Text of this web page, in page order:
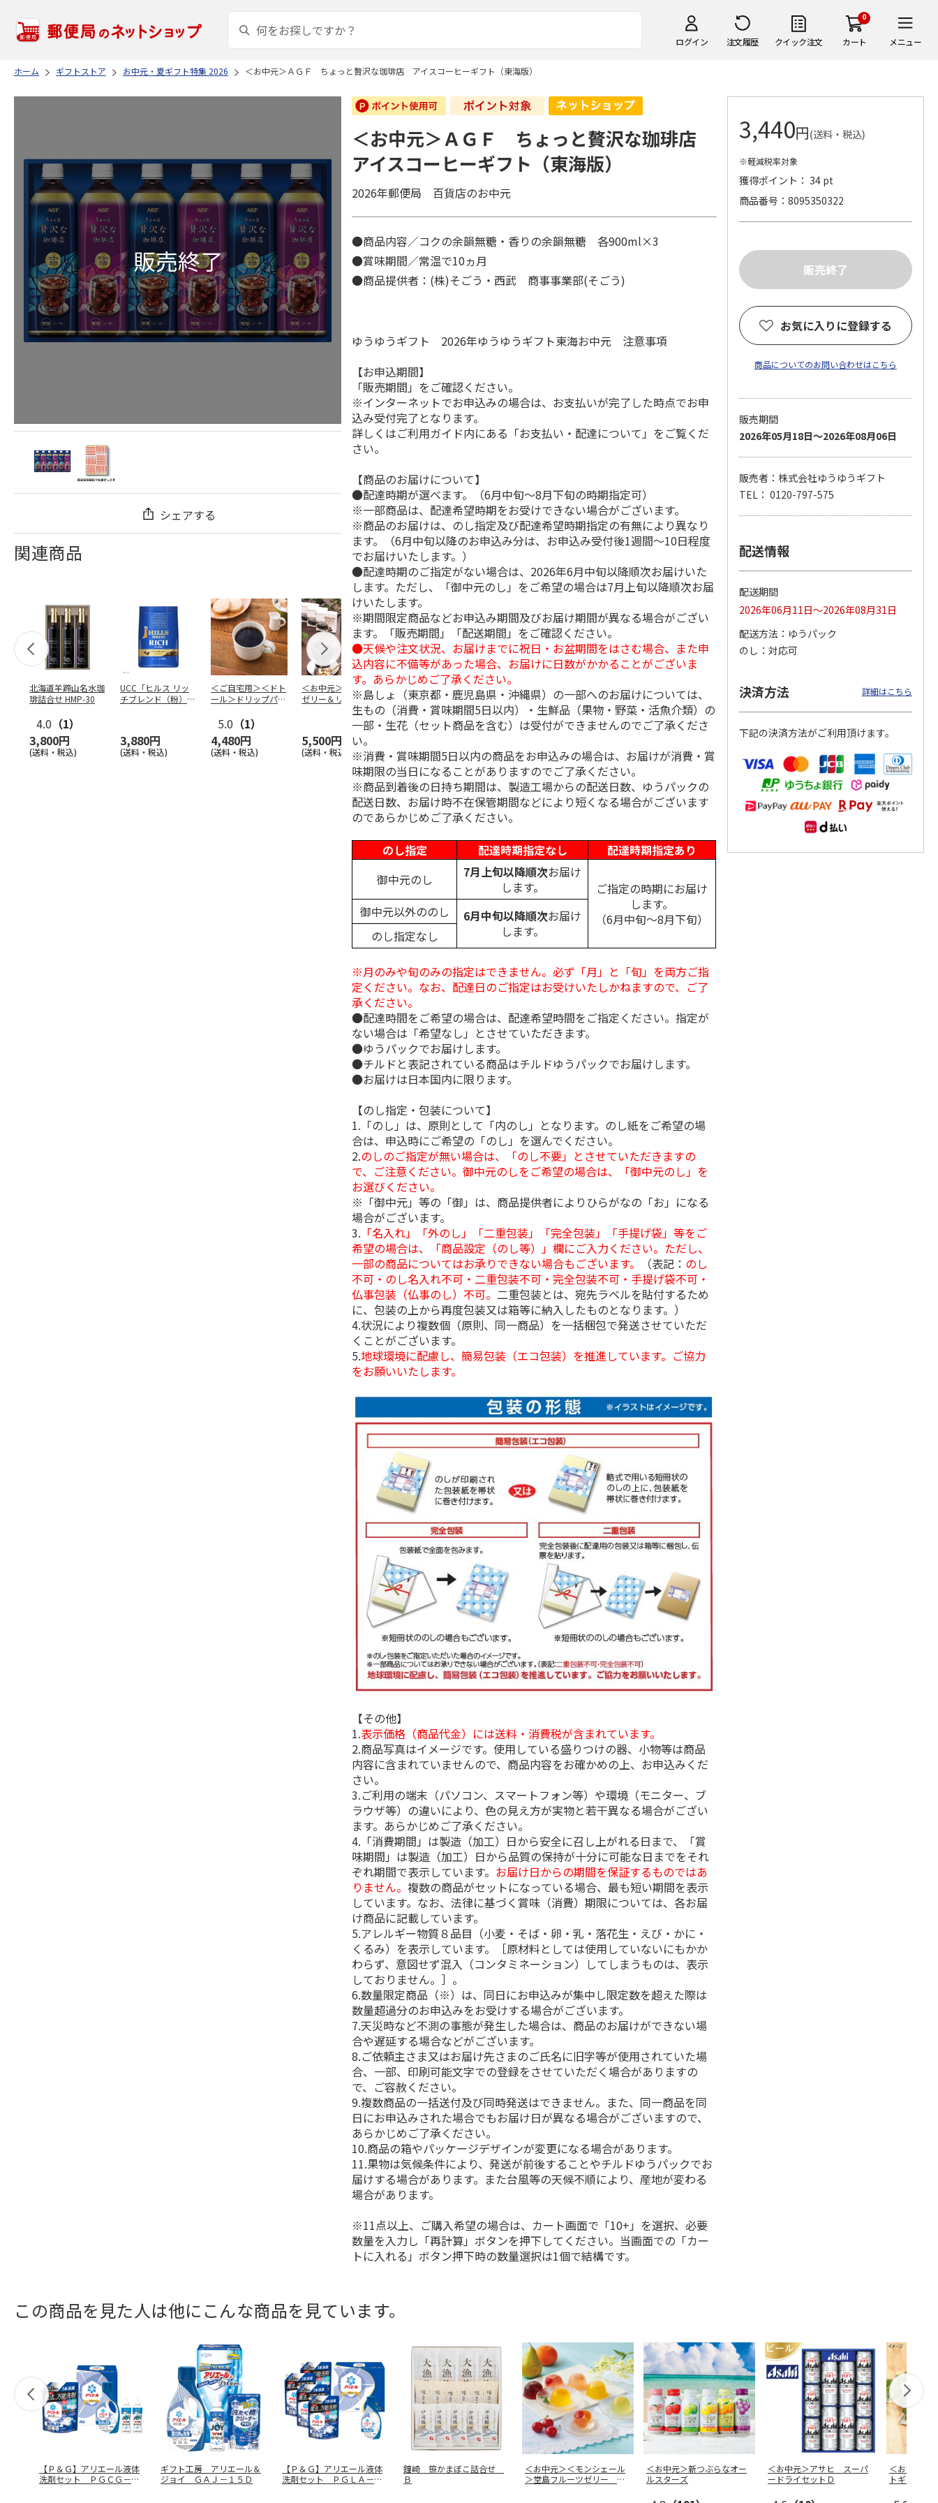
ログイン 注文履歴 クイック注文
0
カート メニュー
ホーム ギフトストア お中元・夏ギフト特集 2026 ＜お中元＞ＡＧＦ ちょっと贅沢な珈琲店 アイスコーヒーギフト（東海版）
シェアする
関連商品
北海道羊蹄山名水珈
琲詰合せ HMP-30
4.0 （1）
3,800円
(送料・税込)
UCC「ヒルス リッ
チブレンド（粉）」
3,880円
(送料・税込)
＜ご自宅用＞＜ドト
ール＞ドリップパッ
１０…
5.0 （1）
4,480円
(送料・税込)
＜お中元＞コーヒー
ゼリー＆リキッドコ
5,500円
(送料・税込)
＜お中元＞無糖アイ
スコーヒー４本
(送料・税込)
＜お中元＞無糖アイ
スコーヒー１２本
(送料・税込)
mikiya coffee
『With Flowers』
黄…
(送料・税込)
＜お中元＞アイスコ
ーヒーセット
(送料・税込)
スターバックス オ
リガミドリップコー
ヒーギフトＡ【弔事
1,580円
mikiya coffee
『With Flowers』
赤…
2,210円
(送料・税込)
＜お中元＞ＡＧＦ ちょっと贅沢な珈琲店
アイスコーヒーギフト（東海版）
2026年郵便局 百貨店のお中元
●商品内容／コクの余韻無糖・香りの余韻無糖 各900ml×3
●賞味期間／常温で10ヵ月
●商品提供者：(株)そごう・西武 商事事業部(そごう)
ゆうゆうギフト 2026年ゆうゆうギフト東海お中元 注意事項
【お申込期間】
「販売期間」をご確認ください。
※インターネットでお申込みの場合は、お支払いが完了した時点でお申
込み受付完了となります。
詳しくはご利用ガイド内にある「お支払い・配達について」をご覧くだ
さい。
【商品のお届けについて】
●配達時期が選べます。（6月中旬～8月下旬の時期指定可）
※一部商品は、配達希望時期をお受けできない場合がございます。
※商品のお届けは、のし指定及び配達希望時期指定の有無により異なり
ます。（6月中旬以降のお申込み分は、お申込み受付後1週間～10日程度
でお届けいたします。）
●配達時期のご指定がない場合は、2026年6月中旬以降順次お届けいた
します。ただし、「御中元のし」をご希望の場合は7月上旬以降順次お届
けいたします。
※期間限定商品などお申込み期間及びお届け期間が異なる場合がござい
ます。「販売期間」「配送期間」をご確認ください。
●天候や注文状況、お届けまでに祝日・お盆期間をはさむ場合、また申
込内容に不備等があった場合、お届けに日数がかかることがございま
す。あらかじめご了承ください。
※島しょ（東京都・鹿児島県・沖縄県）の一部へのお届けについては、
生もの（消費・賞味期間5日以内）・生鮮品（果物・野菜・活魚介類）の
一部・生花（セット商品を含む）は受付ができませんのでご了承くださ
い。
※消費・賞味期間5日以内の商品をお申込みの場合は、お届けが消費・賞
味期限の当日になることがありますのでご了承ください。
※商品到着後の日持ち期間は、製造工場からの配送日数、ゆうパックの
配送日数、お届け時不在保管期間などにより短くなる場合がございます
のであらかじめご了承ください。
のし指定
配達時期指定なし
配達時期指定あり
御中元のし
7月上旬以降順次お届け
します。
ご指定の時期にお届け
します。
（6月中旬～8月下旬）
御中元以外ののし 6月中旬以降順次お届け
します。
のし指定なし
※月のみや旬のみの指定はできません。必ず「月」と「旬」を両方ご指
定ください。なお、配達日のご指定はお受けいたしかねますので、ご了
承ください。
●配達時間をご希望の場合は、配達希望時間をご指定ください。指定が
ない場合は「希望なし」とさせていただきます。
●ゆうパックでお届けします。
●チルドと表記されている商品はチルドゆうパックでお届けします。
●お届けは日本国内に限ります。
【のし指定・包装について】
1.「のし」は、原則として「内のし」となります。のし紙をご希望の場
合は、申込時にご希望の「のし」を選んでください。
2.のしのご指定が無い場合は、「のし不要」とさせていただきますの
で、ご注意ください。御中元のしをご希望の場合は、「御中元のし」を
お選びください。
※「御中元」等の「御」は、商品提供者によりひらがなの「お」になる
場合がございます。
3. 「名入れ」「外のし」「二重包装」「完全包装」「手提げ袋」等をご
希望の場合は、「商品設定（のし等）」欄にご入力ください。ただし、
一部の商品についてはお承りできない場合もございます。
（表記： のし
不可・のし名入れ不可・二重包装不可・完全包装不可・手提げ袋不可・
仏事包装（仏事のし）不可。 二重包装とは、宛先ラベルを貼付するため
に、包装の上から再度包装又は箱等に納入したものとなります。）
4.状況により複数個（原則、同一商品）を一括梱包で発送させていただ
くことがございます。
5.地球環境に配慮し、簡易包装（エコ包装）を推進しています。ご協力
をお願いいたします。
【その他】
1.表示価格（商品代金）には送料・消費税が含まれています。
2.商品写真はイメージです。使用している盛りつけの器、小物等は商品
内容に含まれていませんので、商品内容をお確かめの上、お申込みくだ
さい。
3.ご利用の端末（パソコン、スマートフォン等）や環境（モニター、ブ
ラウザ等）の違いにより、色の見え方が実物と若干異なる場合がござい
ます。あらかじめご了承ください。
4.「消費期間」は製造（加工）日から安全に召し上がれる日まで、「賞
味期間」は製造（加工）日から品質の保持が十分に可能な日までをそれ
ぞれ期間で表示しています。 お届け日からの期間を保証するものではあ
りません。複数の商品がセットになっている場合、最も短い期間を表示
しています。なお、法律に基づく賞味（消費）期限については、各お届
け商品に記載しています。
5.アレルギー物質８品目（小麦・そば・卵・乳・落花生・えび・かに・
くるみ）を表示しています。［原材料としては使用していないにもかか
わらず、意図せず混入（コンタミネーション）してしまうものは、表示
しておりません。］。
6.数量限定商品（※）は、同日にお申込みが集中し限定数を超えた際は
数量超過分のお申込みをお受けする場合がございます。
7.天災時など不測の事態が発生した場合は、商品のお届けができない場
合や遅延する場合などがございます。
8.ご依頼主さま又はお届け先さまのご氏名に旧字等が使用されていた場
合、一部、印刷可能文字での登録をさせていただく場合がありますの
で、ご容赦ください。
9.複数商品の一括送付及び同時発送はできません。また、同一商品を同
日にお申込みされた場合でもお届け日が異なる場合がございますので、
あらかじめご了承ください。
10.商品の箱やパッケージデザインが変更になる場合があります。
11.果物は気候条件により、発送が前後することやチルドゆうパックでお
届けする場合があります。また台風等の天候不順により、産地が変わる
場合があります。
※11点以上、ご購入希望の場合は、カート画面で「10+」を選択、必要
数量を入力し「再計算」ボタンを押下してください。当画面での「カー
トに入れる」ボタン押下時の数量選択は1個で結構です。
3,440円(送料・税込)
※軽減税率対象
獲得ポイント： 34 pt
商品番号
8095350322
お気に入りに登録する
商品についてのお問い合わせはこちら
販売期間
2026年05月18日～2026年08月06日
販売者：株式会社ゆうゆうギフト
TEL： 0120-797-575
配送情報
配送期間
2026年06月11日～2026年08月31日
配送方法
ゆうパック
のし
対応可
決済方法 詳細はこちら
下記の決済方法がご利用頂けます。
この商品を見た人は他にこんな商品を見ています。
【Ｐ＆Ｇ】アリエール液体
洗剤セット ＰＧＣＧ－２
ギフト工房 アリエール＆
ジョイ ＧＡＪ－１５Ｄ
【Ｐ＆Ｇ】アリエール液体
洗剤セット ＰＧＬＡ－５
鐘崎 笹かまぼこ詰合せ
Ｂ
＜お中元＞＜モンシェール
＞堂島フルーツゼリー ９
個入
＜お中元＞新つぶらなオー
ルスターズ
＜お中元＞アサヒ スーパ
ードライセットＤ
＜お中元＞
トギフト